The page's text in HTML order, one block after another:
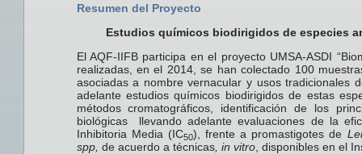
Resumen del Proyecto
Estudios químicos biodirigidos de especies
El AQF-IIFB participa en el proyecto UMSA-ASDI
realizadas, en el 2014, se han colectado 100
asociadas a nombre vernacular y usos tradicionales
adelante estudios químicos biodirigidos de estas
métodos cromatográficos, identificación de los
biológicas llevando adelante evaluaciones de la
Inhibitoria Media (IC50), frente a promastigotes de
spp, de acuerdo a técnicas, in vitro, disponibles en el